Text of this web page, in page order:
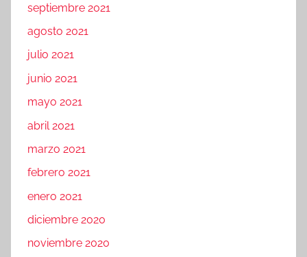
septiembre 2021
agosto 2021
julio 2021
junio 2021
mayo 2021
abril 2021
marzo 2021
febrero 2021
enero 2021
diciembre 2020
noviembre 2020